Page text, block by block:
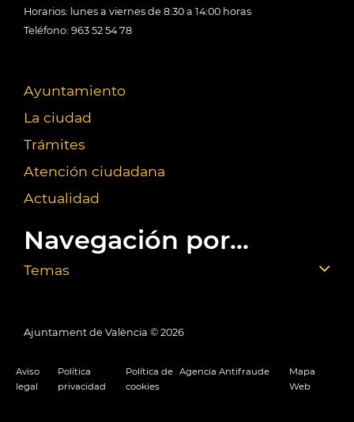
Horarios: lunes a viernes de 8:30 a 14:00 horas
Teléfono: 963 52 54 78
Ayuntamiento
La ciudad
Trámites
Atención ciudadana
Actualidad
Navegación por...
Temas
Ajuntament de València © 2026
Aviso
legal
Política
privacidad
Política de
cookies
Agencia Antifraude
Mapa
Web